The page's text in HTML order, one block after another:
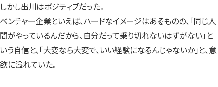
しかし出川はポジティブだった。
ベンチャー企業といえば、ハードなイメージはあるものの、「同じ人
間がやっているんだから、自分だって乗り切れないはずがない」と
いう自信と、「大変なら大変で、いい経験になるんじゃないか」と、意
欲に溢れていた。